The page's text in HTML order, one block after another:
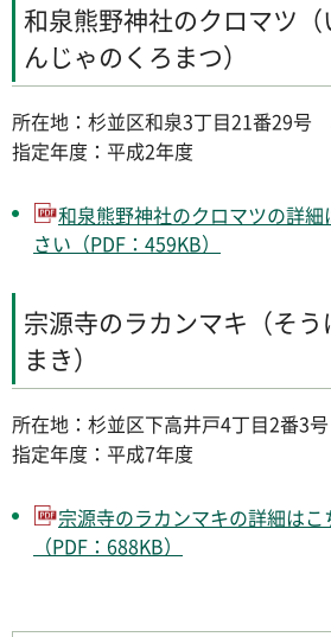
和泉熊野神社のクロマツ
んじゃのくろまつ）
所在地：杉並区和泉3丁目21番29号
指定年度：平成2年度
和泉熊野神社のクロマツの詳
さい（PDF：459KB）
宗源寺のラカンマキ（そ
まき）
所在地：杉並区下高井戸4丁目2番3
指定年度：平成7年度
宗源寺のラカンマキの詳細は
（PDF：688KB）